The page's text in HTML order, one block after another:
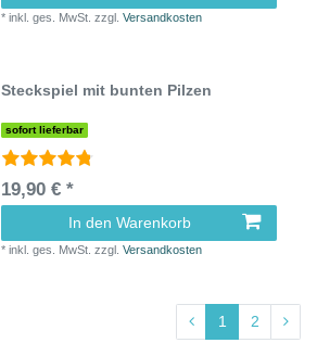
*inkl. ges. MwSt. zzgl.Versandkosten
Steckspiel mit bunten Pilzen
sofort lieferbar
19,90 € *
In den Warenkorb
*inkl. ges. MwSt. zzgl.Versandkosten
1 2